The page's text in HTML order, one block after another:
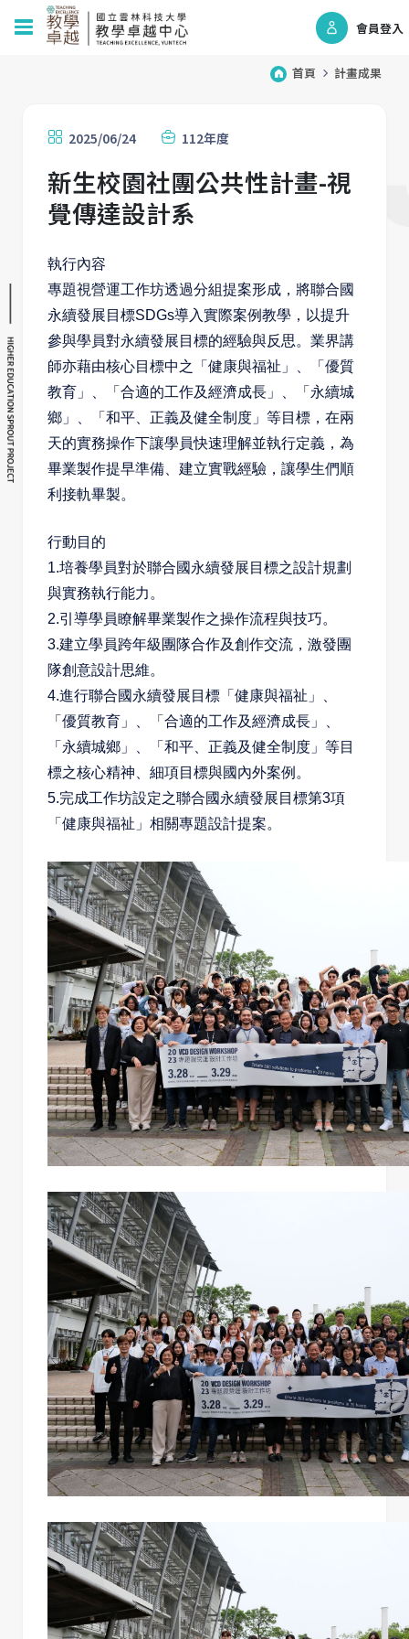
會員登入
首頁 計畫成果
2025/06/24 112年度
新生校園社團公共性計畫-視
覺傳達設計系
執行內容
專題視營運工作坊透過分組提案形成，將聯合國
永續發展目標SDGs導入實際案例教學，以提升
參與學員對永續發展目標的經驗與反思。業界講
師亦藉由核心目標中之「健康與福祉」、「優質
教育」、「合適的工作及經濟成長」、「永續城
鄉」、「和平、正義及健全制度」等目標，在兩
天的實務操作下讓學員快速理解並執行定義，為
畢業製作提早準備、建立實戰經驗，讓學生們順
利接軌畢製。
行動目的
1.培養學員對於聯合國永續發展目標之設計規劃
與實務執行能力。
2.引導學員瞭解畢業製作之操作流程與技巧。
3.建立學員跨年級團隊合作及創作交流，激發團
隊創意設計思維。
4.進行聯合國永續發展目標「健康與福祉」、
「優質教育」、「合適的工作及經濟成長」、
「永續城鄉」、「和平、正義及健全制度」等目
標之核心精神、細項目標與國內外案例。
5.完成工作坊設定之聯合國永續發展目標第3項
「健康與福祉」相關專題設計提案。